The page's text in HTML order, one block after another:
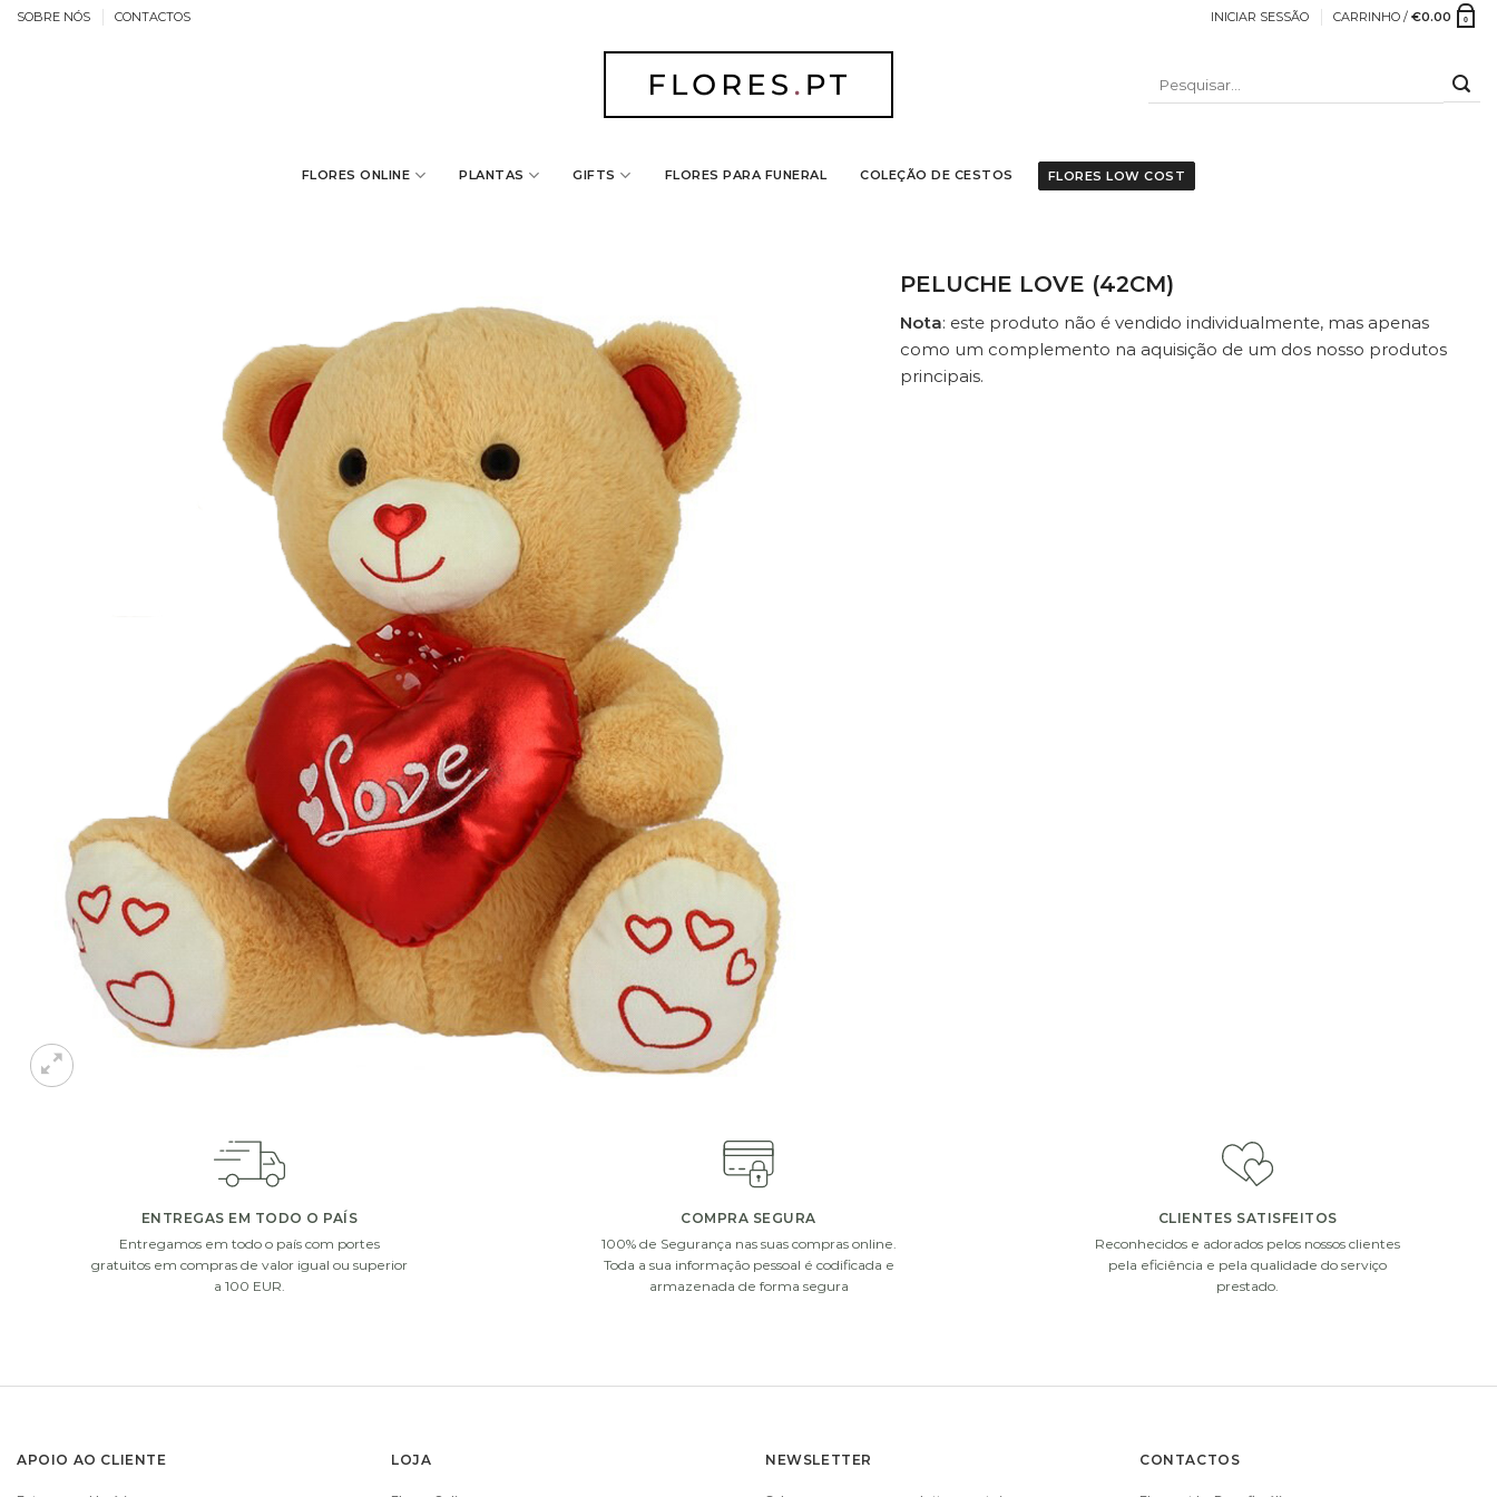
SkipSOBRE NÓS CONTACTOS INICIAR SESSÃO CARRINHO / €0.00 0
PESQUISAR
POR:
FLORES ONLINE PLANTAS GIFTS FLORES PARA FUNERAL COLEÇÃO DE CESTOS FLORES LOW COST
PELUCHE LOVE (42CM)
Nota: este produto não é vendido individualmente, mas apenas
como um complemento na aquisição de um dos nosso produtos
principais.
ENTREGAS EM TODO O PAÍS
Entregamos em todo o país com portes
gratuitos em compras de valor igual ou superior
a 100 EUR.
COMPRA SEGURA
100% de Segurança nas suas compras online.
Toda a sua informação pessoal é codificada e
armazenada de forma segura
CLIENTES SATISFEITOS
Reconhecidos e adorados pelos nossos clientes
pela eficiência e pela qualidade do serviço
prestado.
APOIO AO CLIENTE LOJA NEWSLETTER CONTACTOS